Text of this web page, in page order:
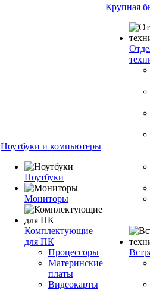
Ноутбуки и компьютеры
Ноутбуки
Мониторы
Комплектующие
для ПК
Процессоры
Материнские
платы
Видеокарты
Крупная